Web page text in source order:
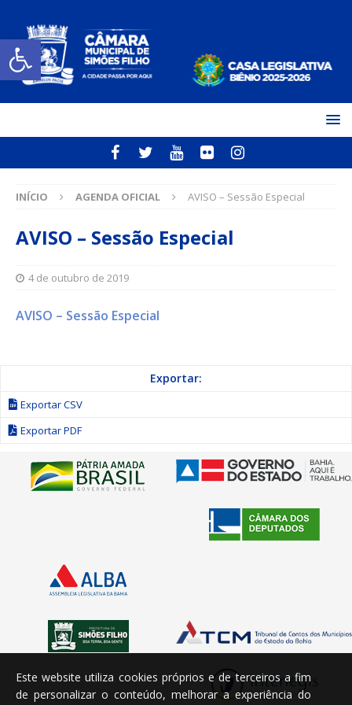
Open toolbar
INÍCIO AGENDA OFICIAL AVISO – Sessão Especial
AVISO – Sessão Especial
4 de outubro de 2019
AVISO – Sessão Especial
Exportar:
Exportar CSV
Exportar PDF
Este website utiliza cookies próprios e de terceiros a fim
de personalizar o conteúdo, melhorar a experiência do